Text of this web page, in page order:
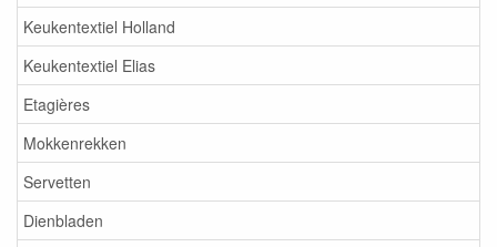
Keukentextiel Holland
Keukentextiel Elias
Etagières
Mokkenrekken
Servetten
Dienbladen